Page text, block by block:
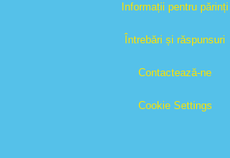
Informații pentru părinți
Întrebări și răspunsuri
Contactează-ne
Cookie Settings